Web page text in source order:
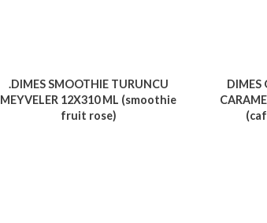
.DIMES SMOOTHIE TURUNCU
MEYVELER 12X310 ML (smoothie
fruit rose)
DIMES